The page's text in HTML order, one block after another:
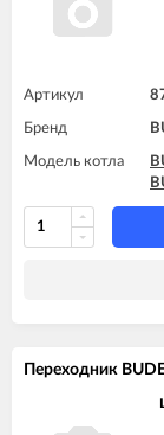
Артикул
Бренд
Модель котла
Переходник